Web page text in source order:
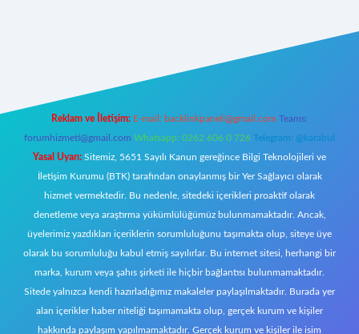
Reklam ve İletişim: E-mail: backlinkpaneli@gmail.com Teams:
forumhizmeti@gmail.com Whatsapp: 0262 606 0 726 Telegram: @karabul
Yasal Uyarı: Sitemiz, 5651 Sayılı Kanun gereğince Bilgi Teknolojileri ve
İletişim Kurumu (BTK) tarafından onaylanmış bir Yer Sağlayıcı olarak
hizmet vermektedir. Bu nedenle, sitedeki içerikleri proaktif olarak
denetleme veya araştırma yükümlülüğümüz bulunmamaktadır. Ancak,
üyelerimiz yazdıkları içeriklerin sorumluluğunu taşımakta olup, siteye üye
olarak bu sorumluluğu kabul etmiş sayılırlar. Bu internet sitesi, herhangi bir
marka, kurum veya şahıs şirketi ile hiçbir bağlantısı bulunmamaktadır.
Sitede yalnızca kendi hazırladığımız makaleler paylaşılmaktadır. Burada yer
alan içerikler haber niteliği taşımamakta olup, gerçek kurum ve kişiler
hakkında paylaşım yapılmamaktadır. Gerçek kurum ve kişiler ile isim